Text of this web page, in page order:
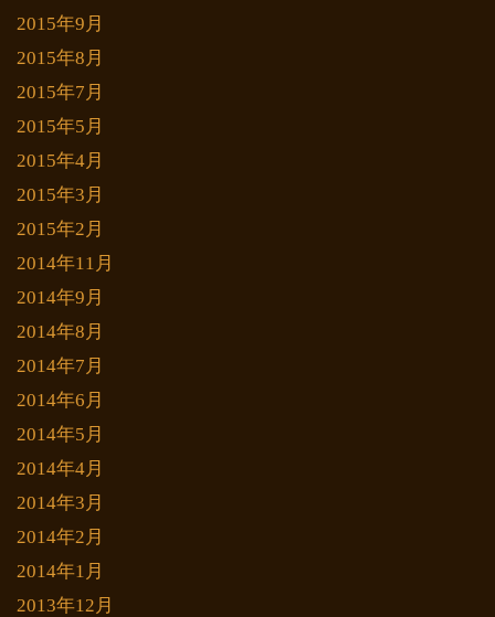
2015年9月
2015年8月
2015年7月
2015年5月
2015年4月
2015年3月
2015年2月
2014年11月
2014年9月
2014年8月
2014年7月
2014年6月
2014年5月
2014年4月
2014年3月
2014年2月
2014年1月
2013年12月